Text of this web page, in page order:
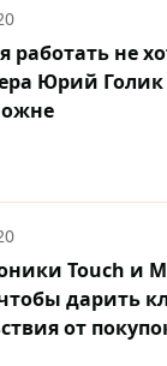
работать не
Юрий
Touch и
дарить
от